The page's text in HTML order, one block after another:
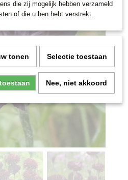
die zij mogelijk hebben verzameld
of die u hen hebt verstrekt.
tonen Selectie toestaan
Nee, niet akkoord